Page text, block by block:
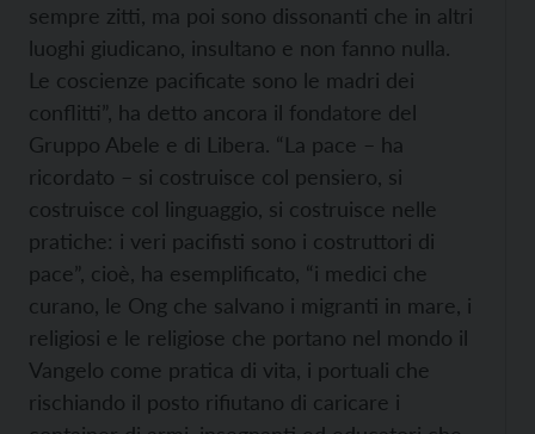
sempre zitti, ma poi sono dissonanti che in altri
luoghi giudicano, insultano e non fanno nulla.
Le coscienze pacificate sono le madri dei
conflitti”, ha detto ancora il fondatore del
Gruppo Abele e di Libera. “La pace – ha
ricordato – si costruisce col pensiero, si
costruisce col linguaggio, si costruisce nelle
pratiche: i veri pacifisti sono i costruttori di
pace”, cioè, ha esemplificato, “i medici che
curano, le Ong che salvano i migranti in mare, i
religiosi e le religiose che portano nel mondo il
Vangelo come pratica di vita, i portuali che
rischiando il posto rifiutano di caricare i